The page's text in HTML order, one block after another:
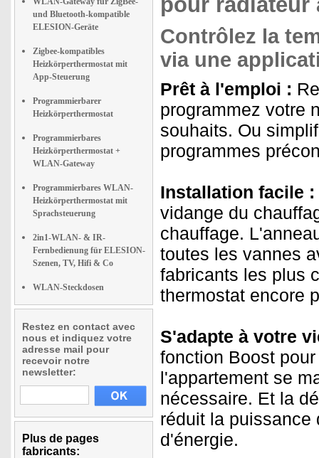
und Bluetooth-kompatible
ELESION-Geräte
Zigbee-kompatibles
Heizkörperthermostat mit
App-Steuerung
Programmierbarer
Heizkörperthermostat
Programmierbares
Heizkörperthermostat +
WLAN-Gateway
Programmierbares WLAN-
Heizkörperthermostat mit
Sprachsteuerung
2in1-WLAN- & IR-
Fernbedienung für ELESION-
Szenen, TV, Hifi & Co
WLAN-Steckdosen
Restez en contact avec
nous et indiquez votre
adresse mail pour
recevoir notre
newsletter:
Plus de pages
fabricants:
Contrôlez la
via une
Prêt à l'emploi :
programmez votre
souhaits. Ou
programmes
Installation facile :
vidange du
chauffage.
toutes les vannes
fabricants les plus
thermostat encore
S'adapte à votre
fonction Boost
l'appartement se
nécessaire. Et la
réduit la puissance
d'énergie.